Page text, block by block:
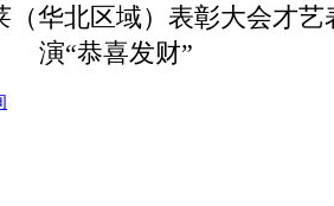
（华北区域）表彰大会才艺
演“恭喜发财”